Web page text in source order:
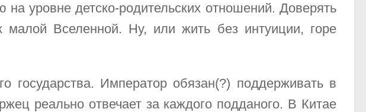
уровне детско-родительских отношений. Доверять
Вселенной. Ну, или жить без интуиции, горе
Император обязан(?) поддерживать в
реально отвечает за каждого подданого. В Китае